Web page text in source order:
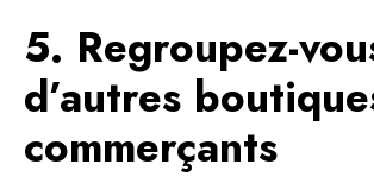
5. Regroupez-
d’autres
commerçants